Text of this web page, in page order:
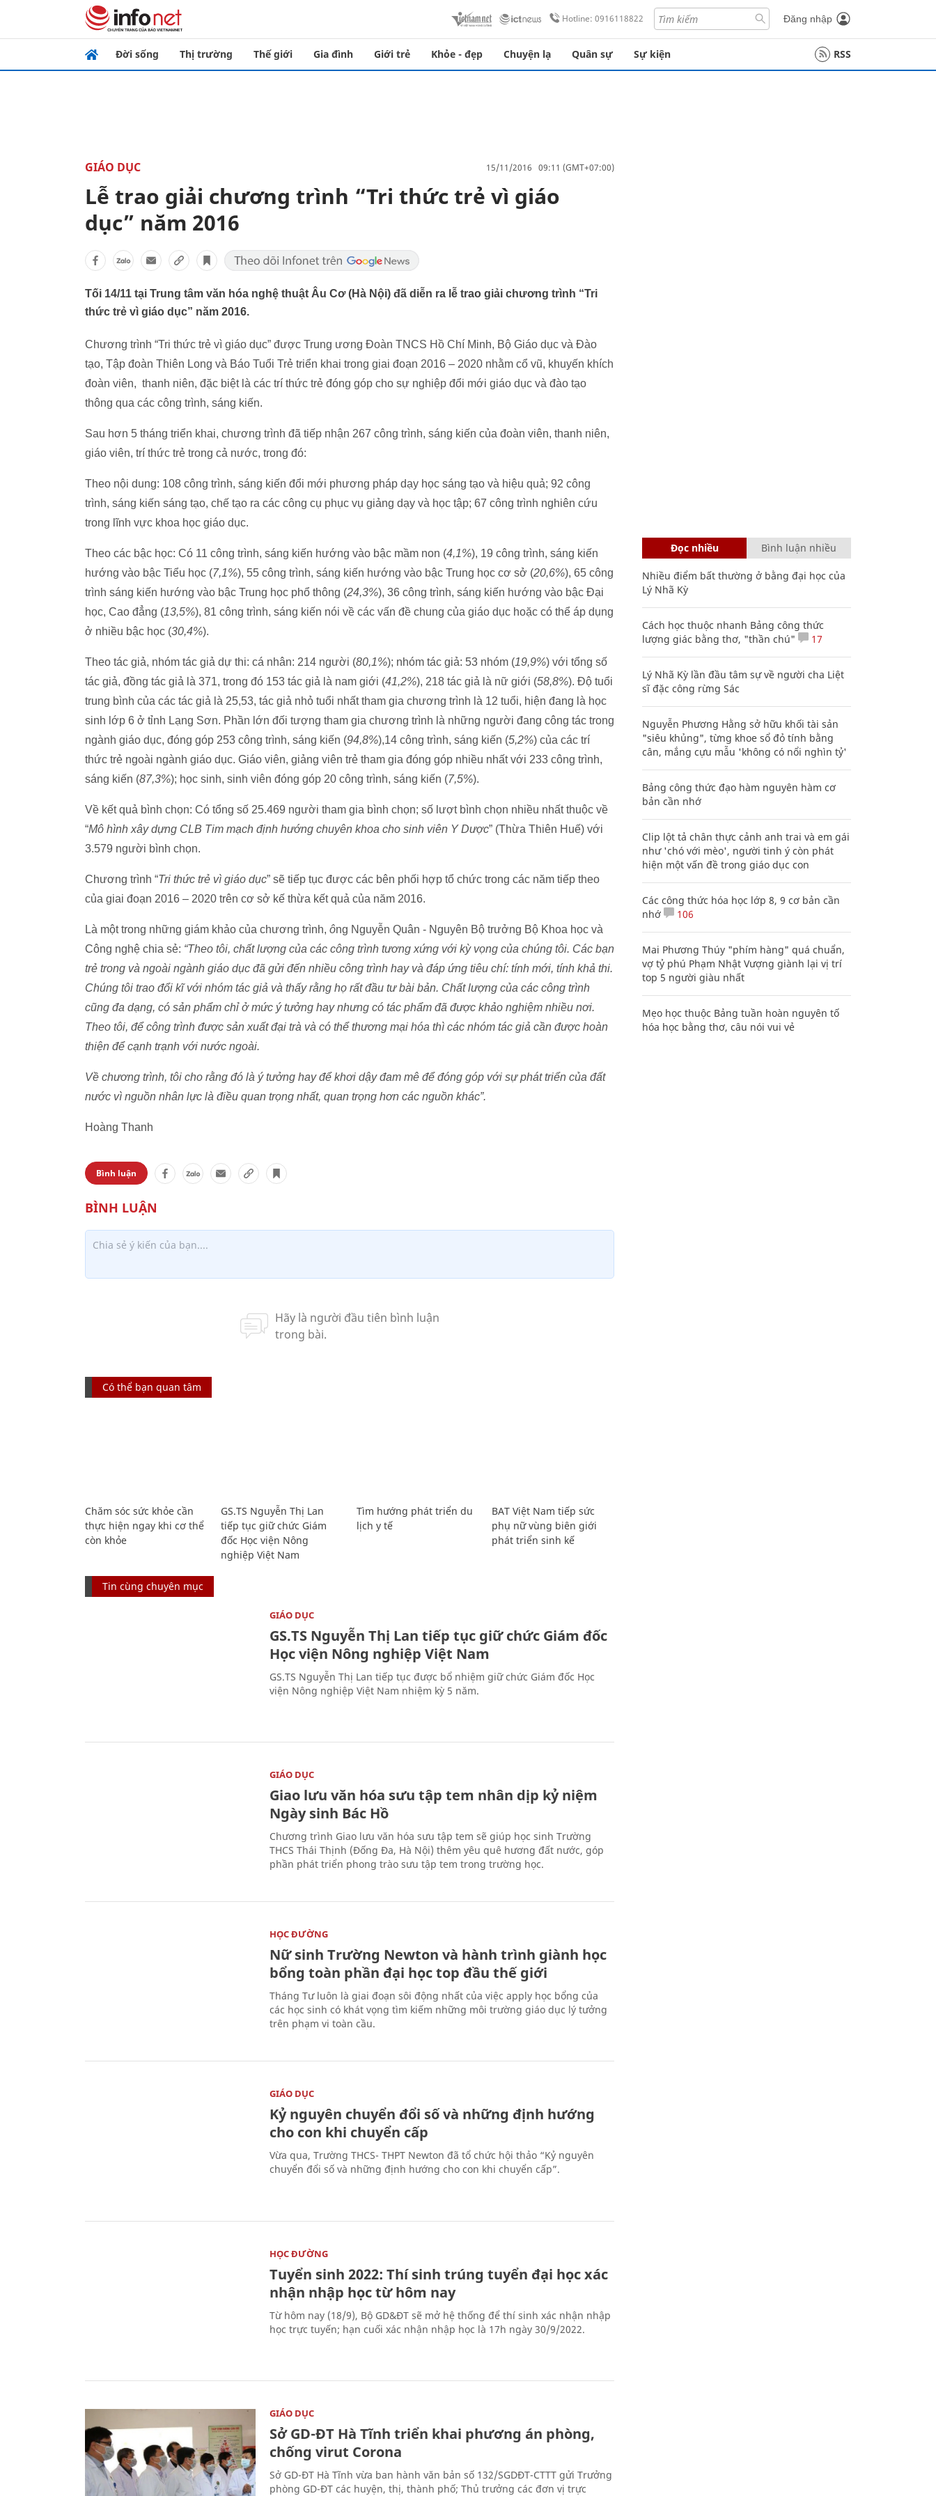
Hotline: 0916118822 Đăng nhập
Đời sống Thị trường Thế giới Gia đình Giới trẻ Khỏe - đẹp Chuyện lạ Quân sự Sự kiện RSS
GIÁO DỤC 15/11/2016 09:11 (GMT+07:00)
Lễ trao giải chương trình “Tri thức trẻ vì giáo
dục” năm 2016
Tối 14/11 tại Trung tâm văn hóa nghệ thuật Âu Cơ (Hà Nội) đã diễn ra lễ trao giải chương trình “Tri
thức trẻ vì giáo dục” năm 2016.
Chương trình “Tri thức trẻ vì giáo dục” được Trung ương Đoàn TNCS Hồ Chí Minh, Bộ Giáo dục và Đào
tạo, Tập đoàn Thiên Long và Báo Tuổi Trẻ triển khai trong giai đoạn 2016 – 2020 nhằm cổ vũ, khuyến khích
đoàn viên, thanh niên, đặc biệt là các trí thức trẻ đóng góp cho sự nghiệp đổi mới giáo dục và đào tạo
thông qua các công trình, sáng kiến.
Sau hơn 5 tháng triển khai, chương trình đã tiếp nhận 267 công trình, sáng kiến của đoàn viên, thanh niên,
giáo viên, trí thức trẻ trong cả nước, trong đó:
Theo nội dung: 108 công trình, sáng kiến đổi mới phương pháp dạy học sáng tạo và hiệu quả; 92 công
trình, sáng kiến sáng tạo, chế tạo ra các công cụ phục vụ giảng dạy và học tập; 67 công trình nghiên cứu
trong lĩnh vực khoa học giáo dục.
Theo các bậc học: Có 11 công trình, sáng kiến hướng vào bậc mầm non (4,1%), 19 công trình, sáng kiến
hướng vào bậc Tiểu học (7,1%), 55 công trình, sáng kiến hướng vào bậc Trung học cơ sở (20,6%), 65 công
trình sáng kiến hướng vào bậc Trung học phổ thông (24,3%), 36 công trình, sáng kiến hướng vào bậc Đại
học, Cao đẳng (13,5%), 81 công trình, sáng kiến nói về các vấn đề chung của giáo dục hoặc có thể áp dụng
ở nhiều bậc học (30,4%).
Theo tác giả, nhóm tác giả dự thi: cá nhân: 214 người (80,1%); nhóm tác giả: 53 nhóm (19,9%) với tổng số
tác giả, đồng tác giả là 371, trong đó 153 tác giả là nam giới (41,2%), 218 tác giả là nữ giới (58,8%). Độ tuổi
trung bình của các tác giả là 25,53, tác giả nhỏ tuổi nhất tham gia chương trình là 12 tuổi, hiện đang là học
sinh lớp 6 ở tỉnh Lạng Sơn. Phần lớn đối tượng tham gia chương trình là những người đang công tác trong
ngành giáo dục, đóng góp 253 công trình, sáng kiến (94,8%),14 công trình, sáng kiến (5,2%) của các trí
thức trẻ ngoài ngành giáo dục. Giáo viên, giảng viên trẻ tham gia đóng góp nhiều nhất với 233 công trình,
sáng kiến (87,3%); học sinh, sinh viên đóng góp 20 công trình, sáng kiến (7,5%).
Về kết quả bình chọn: Có tổng số 25.469 người tham gia bình chọn; số lượt bình chọn nhiều nhất thuộc về
“Mô hình xây dựng CLB Tim mạch định hướng chuyên khoa cho sinh viên Y Dược” (Thừa Thiên Huế) với
3.579 người bình chọn.
Chương trình “Tri thức trẻ vì giáo dục” sẽ tiếp tục được các bên phối hợp tổ chức trong các năm tiếp theo
của giai đoạn 2016 – 2020 trên cơ sở kế thừa kết quả của năm 2016.
Là một trong những giám khảo của chương trình, ông Nguyễn Quân - Nguyên Bộ trưởng Bộ Khoa học và
Công nghệ chia sẻ: “Theo tôi, chất lượng của các công trình tương xứng với kỳ vọng của chúng tôi. Các bạn
trẻ trong và ngoài ngành giáo dục đã gửi đến nhiều công trình hay và đáp ứng tiêu chí: tính mới, tính khả thi.
Chúng tôi trao đổi kĩ với nhóm tác giả và thấy rằng họ rất đầu tư bài bản. Chất lượng của các công trình
cũng đa dạng, có sản phẩm chỉ ở mức ý tưởng hay nhưng có tác phẩm đã được khảo nghiệm nhiều nơi.
Theo tôi, để công trình được sản xuất đại trà và có thể thương mại hóa thì các nhóm tác giả cần được hoàn
thiện để cạnh trạnh với nước ngoài.
Về chương trình, tôi cho rằng đó là ý tưởng hay để khơi dậy đam mê để đóng góp với sự phát triển của đất
nước vì nguồn nhân lực là điều quan trọng nhất, quan trọng hơn các nguồn khác”.
Hoàng Thanh
Bình luận
Có thể bạn quan tâm
Chăm sóc sức khỏe cần
thực hiện ngay khi cơ thể
còn khỏe
GS.TS Nguyễn Thị Lan
tiếp tục giữ chức Giám
đốc Học viện Nông
nghiệp Việt Nam
Tìm hướng phát triển du
lịch y tế
BAT Việt Nam tiếp sức
phụ nữ vùng biên giới
phát triển sinh kế
Tin cùng chuyên mục
GIÁO DỤC
GS.TS Nguyễn Thị Lan tiếp tục giữ chức Giám đốc
Học viện Nông nghiệp Việt Nam
GS.TS Nguyễn Thị Lan tiếp tục được bổ nhiệm giữ chức Giám đốc Học
viện Nông nghiệp Việt Nam nhiệm kỳ 5 năm.
GIÁO DỤC
Giao lưu văn hóa sưu tập tem nhân dịp kỷ niệm
Ngày sinh Bác Hồ
Chương trình Giao lưu văn hóa sưu tập tem sẽ giúp học sinh Trường
THCS Thái Thịnh (Đống Đa, Hà Nội) thêm yêu quê hương đất nước, góp
phần phát triển phong trào sưu tập tem trong trường học.
HỌC ĐƯỜNG
Nữ sinh Trường Newton và hành trình giành học
bổng toàn phần đại học top đầu thế giới
Tháng Tư luôn là giai đoạn sôi động nhất của việc apply học bổng của
các học sinh có khát vọng tìm kiếm những môi trường giáo dục lý tưởng
trên phạm vi toàn cầu.
GIÁO DỤC
Kỷ nguyên chuyển đổi số và những định hướng
cho con khi chuyển cấp
Vừa qua, Trường THCS- THPT Newton đã tổ chức hội thảo “Kỷ nguyên
chuyển đổi số và những định hướng cho con khi chuyển cấp”.
HỌC ĐƯỜNG
Tuyển sinh 2022: Thí sinh trúng tuyển đại học xác
nhận nhập học từ hôm nay
Từ hôm nay (18/9), Bộ GD&ĐT sẽ mở hệ thống để thí sinh xác nhận nhập
học trực tuyến; hạn cuối xác nhận nhập học là 17h ngày 30/9/2022.
GIÁO DỤC
Sở GD-ĐT Hà Tĩnh triển khai phương án phòng,
chống virut Corona
Sở GD-ĐT Hà Tĩnh vừa ban hành văn bản số 132/SGDĐT-CTTT gửi Trưởng
phòng GD-ĐT các huyện, thị, thành phố; Thủ trưởng các đơn vị trực
Đọc nhiều Bình luận nhiều
Nhiều điểm bất thường ở bằng đại học của
Lý Nhã Kỳ
Cách học thuộc nhanh Bảng công thức
lượng giác bằng thơ, "thần chú"
17
Lý Nhã Kỳ lần đầu tâm sự về người cha Liệt
sĩ đặc công rừng Sác
Nguyễn Phương Hằng sở hữu khối tài sản
"siêu khủng", từng khoe sổ đỏ tính bằng
cân, mắng cựu mẫu 'không có nổi nghìn tỷ'
Bảng công thức đạo hàm nguyên hàm cơ
bản cần nhớ
Clip lột tả chân thực cảnh anh trai và em gái
như 'chó với mèo', người tinh ý còn phát
hiện một vấn đề trong giáo dục con
Các công thức hóa học lớp 8, 9 cơ bản cần
nhớ
106
Mai Phương Thúy "phím hàng" quá chuẩn,
vợ tỷ phú Phạm Nhật Vượng giành lại vị trí
top 5 người giàu nhất
Mẹo học thuộc Bảng tuần hoàn nguyên tố
hóa học bằng thơ, câu nói vui vẻ